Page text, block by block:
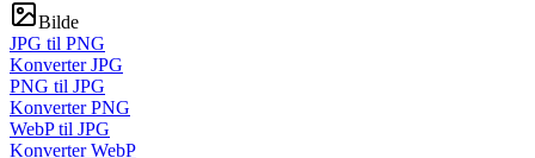
Bilde
JPG til PNG
Konverter JPG
PNG til JPG
Konverter PNG
WebP til JPG
Konverter WebP